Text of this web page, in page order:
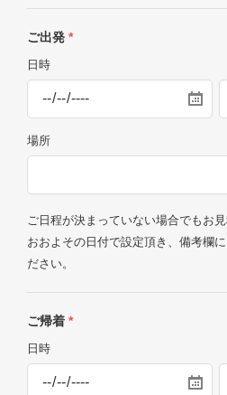
ご出発 *
日時
場所
ご日程が決まっていない場合でもお見
おおよその日付で設定頂き、備考欄
ださい。
ご帰着 *
日時